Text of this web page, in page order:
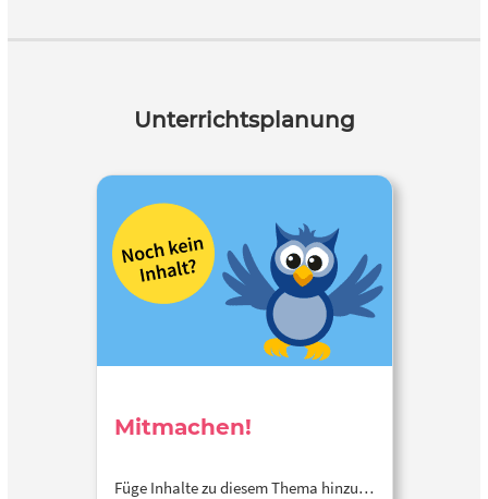
Unterrichtsplanung
Mitmachen!
Füge Inhalte zu diesem Thema hinzu…